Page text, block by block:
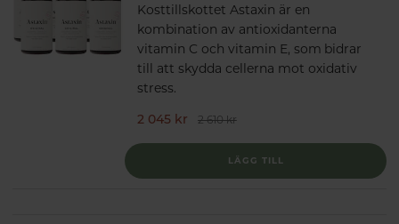
Kosttillskottet Astaxin är en
kombination av antioxidanterna
vitamin C och vitamin E, som bidrar
till att skydda cellerna mot oxidativ
stress.
2 045 kr
2 610 kr
LÄGG TILL